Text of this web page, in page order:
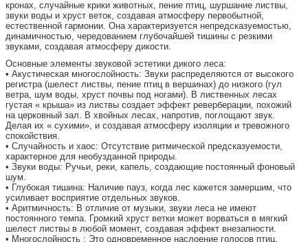
кронах, случайные крики животных, пение птиц, шуршание листвы,
звуки воды и хруст веток, создавая атмосферу первобытной,
естественной гармонии. Она характеризуется непредсказуемостью,
динамичностью, чередованием глубочайшей тишины с резкими
звуками, создавая атмосферу дикости.
Основные элементы звуковой эстетики дикого леса:
• Акустическая многослойность: Звуки распределяются от высокого
регистра (шелест листвы, пение птиц в вершинах) до низкого (гул
ветра, шум воды, хруст почвы под ногами). В лиственных лесах
густая « крыша» из листвы создает эффект реверберации, похожий
на церковный зал. В хвойных лесах, напротив, поглощают звук.
Делая их « сухими», и создавая атмосферу изоляции и тревожного
спокойствия.
• Случайность и хаос: Отсутствие ритмической предсказуемости,
характерное для необузданной природы.
• Звуки воды: Ручьи, реки, капель, создающие постоянный фоновый
шум.
• Глубокая тишина: Наличие пауз, когда лес кажется замершим, что
усиливает восприятие отдельных звуков.
• Аритмичность: В отличие от музыки, звуки леса не имеют
постоянного темпа. Громкий хруст ветки может ворваться в мягкий
шелест листвы в любой момент, создавая эффект внезапности.
• Многослойность : Это одновременное наслоение голосов птиц,